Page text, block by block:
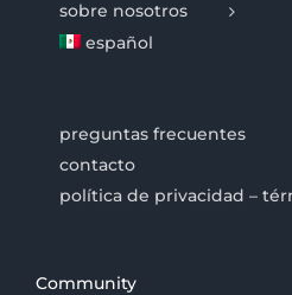
sobre nosotros
español
preguntas frecuentes
contacto
política de privacidad –
Community